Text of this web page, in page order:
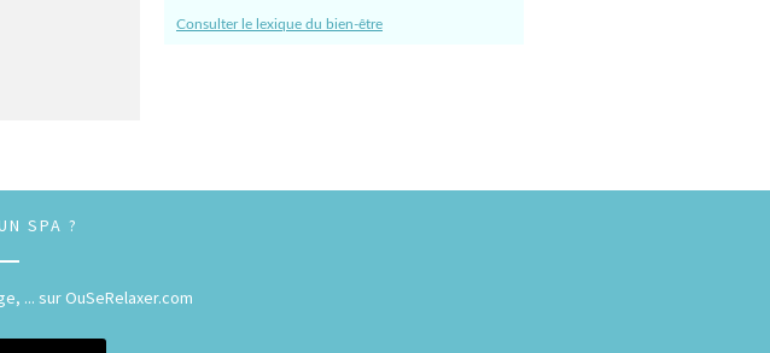
Consulter le lexique du bien-être
SPA ?
... sur OuSeRelaxer.com